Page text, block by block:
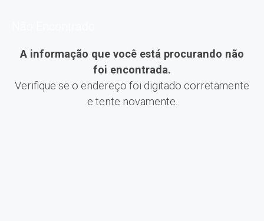
A informação que você está procurando não
foi encontrada.
Verifique se o endereço foi digitado corretamente
e tente novamente.